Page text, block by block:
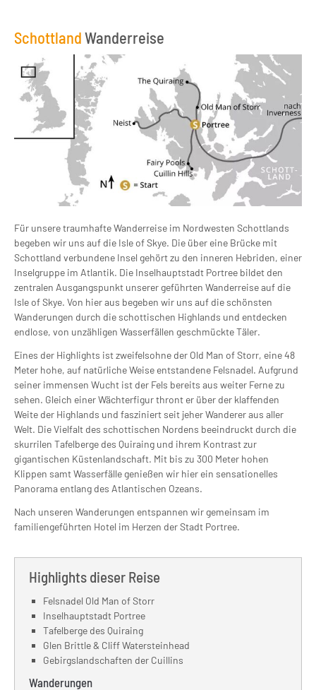
SchottlandWanderreise
Für unsere traumhafte Wanderreise im Nordwesten Schottlands
begeben wir uns auf die Isle of Skye. Die über eine Brücke mit
Schottland verbundene Insel gehört zu den inneren Hebriden, einer
Inselgruppe im Atlantik. Die Inselhauptstadt Portree bildet den
zentralen Ausgangspunkt unserer geführten Wanderreise auf die
Isle of Skye. Von hier aus begeben wir uns auf die schönsten
Wanderungen durch die schottischen Highlands und entdecken
endlose, von unzähligen Wasserfällen geschmückte Täler.
Eines der Highlights ist zweifelsohne der Old Man of Storr, eine 48
Meter hohe, auf natürliche Weise entstandene Felsnadel. Aufgrund
seiner immensen Wucht ist der Fels bereits aus weiter Ferne zu
sehen. Gleich einer Wächterfigur thront er über der klaffenden
Weite der Highlands und fasziniert seit jeher Wanderer aus aller
Welt. Die Vielfalt des schottischen Nordens beeindruckt durch die
skurrilen Tafelberge des Quiraing und ihrem Kontrast zur
gigantischen Küstenlandschaft. Mit bis zu 300 Meter hohen
Klippen samt Wasserfälle genießen wir hier ein sensationelles
Panorama entlang des Atlantischen Ozeans.
Nach unseren Wanderungen entspannen wir gemeinsam im
familiengeführten Hotel im Herzen der Stadt Portree.
Highlights dieser Reise
Felsnadel Old Man of Storr
Inselhauptstadt Portree
Tafelberge des Quiraing
Glen Brittle & Cliff Watersteinhead
Gebirgslandschaften der Cuillins
Wanderungen